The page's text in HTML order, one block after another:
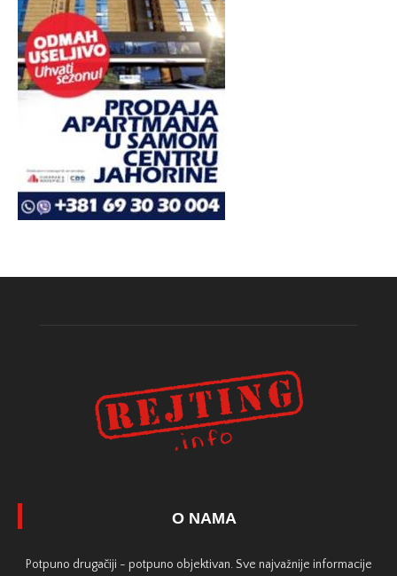
O NAMA
Potpuno drugačiji - potpuno objektivan. Sve najvažnije informacije